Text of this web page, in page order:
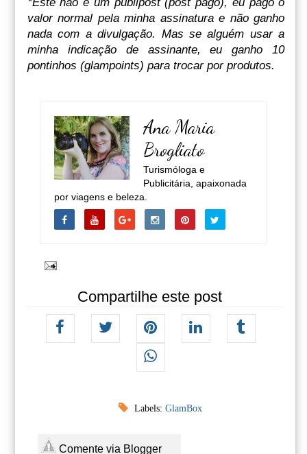
valor normal pela minha assinatura e não ganho
nada com a divulgação. Mas se alguém usar a
minha indicação de assinante, eu ganho 10
pontinhos (glampoints) para trocar por produtos.
Ana Maria
Brogliato
Turismóloga e
Publicitária, apaixonada
por viagens e beleza.
Compartilhe este post
Labels: GlamBox
Comente via Blogger